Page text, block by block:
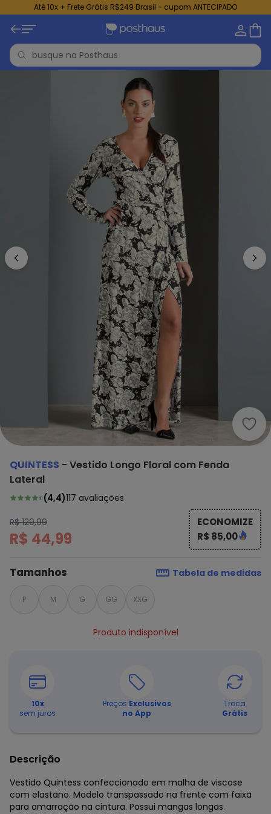
Até 10x + Frete Grátis R$249 Brasil - cupom ANTECIPADO
QUINTESS - Vestido Longo Floral com Fenda
Lateral
(4,4)117 avaliações
R$ 129,99
R$ 44,99
ECONOMIZE
R$ 85,00
Tamanhos Tabela de medidas
P M G GG XXG
Produto indisponível
10x
sem juros
Preços Exclusivos
no App
Troca
Grátis
Descrição
Vestido Quintess confeccionado em malha de viscose
com elastano. Modelo transpassado na frente com faixa
para amarração na cintura. Possui mangas longas.